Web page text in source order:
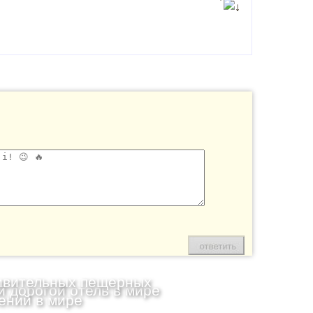
дорогой отель в мире
пещерных
в мире